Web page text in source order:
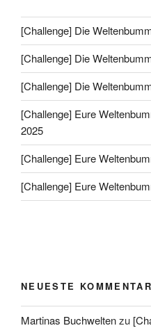
[Challenge] Die
[Challenge] Die
[Challenge] Die
[Challenge] Eure
2025
[Challenge] Eure
[Challenge] Eure
NEUESTE
Martinas Buchweltenzu